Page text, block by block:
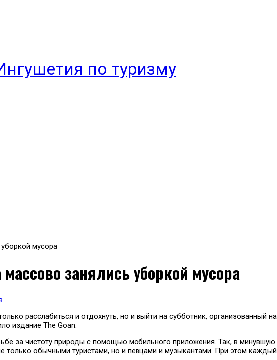
по туризму
мусора
занялись уборкой мусора
расслабиться и отдохнуть, но и выйти на субботник,
издание The Goan.
за чистоту природы с помощью мобильного приложения. Так, в
только обычными туристами, но и певцами и музыкантами. При этом